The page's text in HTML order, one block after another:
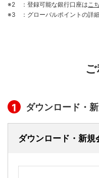
：登録可能な銀行口座は こ
：グローバルポイントの詳
1 ダウンロード・
ダウンロード・新規